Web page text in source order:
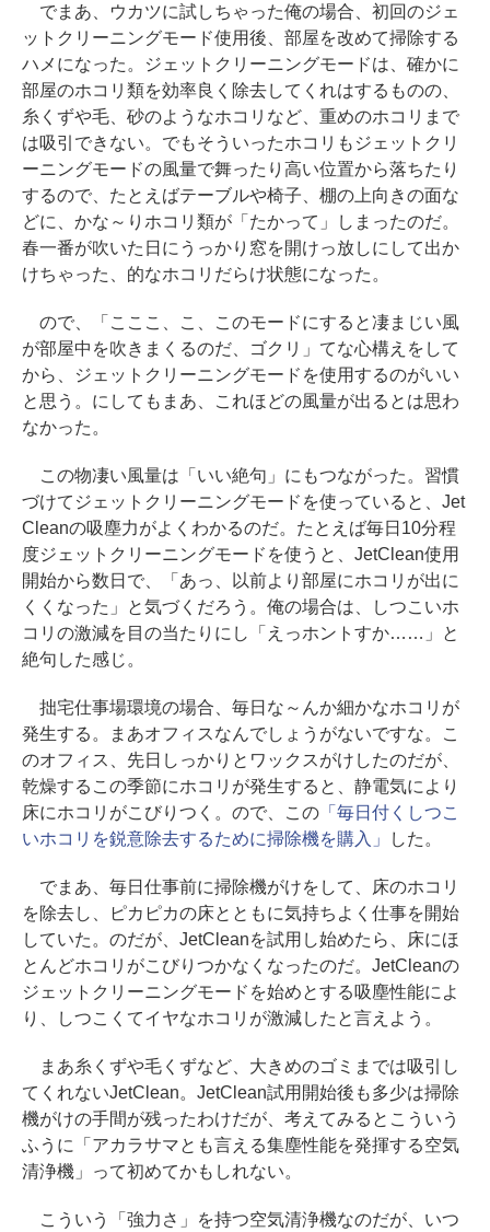
でまあ、ウカツに試しちゃった俺の場合、初回のジェ
ットクリーニングモード使用後、部屋を改めて掃除する
ハメになった。ジェットクリーニングモードは、確かに
部屋のホコリ類を効率良く除去してくれはするものの、
糸くずや毛、砂のようなホコリなど、重めのホコリまで
は吸引できない。でもそういったホコリもジェットクリ
ーニングモードの風量で舞ったり高い位置から落ちたり
するので、たとえばテーブルや椅子、棚の上向きの面な
どに、かな～りホコリ類が「たかって」しまったのだ。
春一番が吹いた日にうっかり窓を開けっ放しにして出か
けちゃった、的なホコリだらけ状態になった。
ので、「こここ、こ、このモードにすると凄まじい風
が部屋中を吹きまくるのだ、ゴクリ」てな心構えをして
から、ジェットクリーニングモードを使用するのがいい
と思う。にしてもまあ、これほどの風量が出るとは思わ
なかった。
この物凄い風量は「いい絶句」にもつながった。習慣
づけてジェットクリーニングモードを使っていると、Jet
Cleanの吸塵力がよくわかるのだ。たとえば毎日10分程
度ジェットクリーニングモードを使うと、JetClean使用
開始から数日で、「あっ、以前より部屋にホコリが出に
くくなった」と気づくだろう。俺の場合は、しつこいホ
コリの激減を目の当たりにし「えっホントすか……」と
絶句した感じ。
拙宅仕事場環境の場合、毎日な～んか細かなホコリが
発生する。まあオフィスなんでしょうがないですな。こ
のオフィス、先日しっかりとワックスがけしたのだが、
乾燥するこの季節にホコリが発生すると、静電気により
床にホコリがこびりつく。ので、この「毎日付くしつこ
いホコリを鋭意除去するために掃除機を購入」
した。
でまあ、毎日仕事前に掃除機がけをして、床のホコリ
を除去し、ピカピカの床とともに気持ちよく仕事を開始
していた。のだが、JetCleanを試用し始めたら、床にほ
とんどホコリがこびりつかなくなったのだ。JetCleanの
ジェットクリーニングモードを始めとする吸塵性能によ
り、しつこくてイヤなホコリが激減したと言えよう。
まあ糸くずや毛くずなど、大きめのゴミまでは吸引し
てくれないJetClean。JetClean試用開始後も多少は掃除
機がけの手間が残ったわけだが、考えてみるとこういう
ふうに「アカラサマとも言える集塵性能を発揮する空気
清浄機」って初めてかもしれない。
こういう「強力さ」を持つ空気清浄機なのだが、いつ